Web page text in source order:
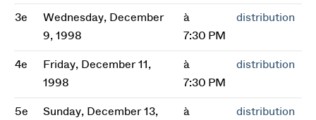
3e
Wednesday, December
9, 1998
à
7:30 PM
distribution
4e
Friday, December 11,
1998
à
7:30 PM
distribution
5e
Sunday, December 13,
à
distribution